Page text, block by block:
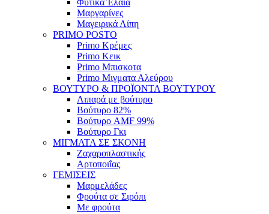
Φυτικά Έλαια
Μαργαρίνες
Μαγειρικά Λίπη
PRIMO POSTO
Primo Κρέμες
Primo Κεικ
Primo Μπισκοτα
Primo Μιγματα Αλεύρου
ΒΟΥΤΥΡΟ & ΠΡΟΪΟΝΤΑ ΒΟΥΤΥΡΟΥ
Λιπαρά με βούτυρο
Βούτυρο 82%
Βούτυρο AMF 99%
Βούτυρο Γκι
ΜΙΓΜΑΤΑ ΣΕ ΣΚΟΝΗ
Ζαχαροπλαστικής
Αρτοποιΐας
ΓΕΜΙΣΕΙΣ
Μαρμελάδες
Φρούτα σε Σιρόπι
Με φρούτα